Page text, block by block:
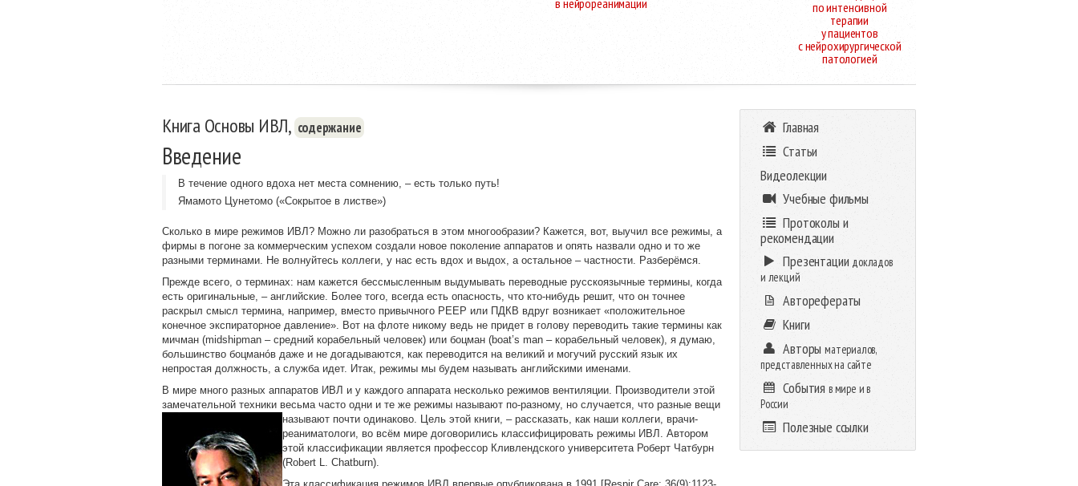
по интенсивной
терапии
у пациентов
с нейрохирургической
патологией
Книга Основы ИВЛ, содержание
Введение
В течение одного вдоха нет места сомнению, – есть только путь!
Ямамото Цунетомо («Сокрытое в листве»)
Сколько в мире режимов ИВЛ? Можно ли разобраться в этом многообразии? Кажется, вот, выучил все режимы, а
фирмы в погоне за коммерческим успехом создали новое поколение аппаратов и опять назвали одно и то же
разными терминами. Не волнуйтесь коллеги, у нас есть вдох и выдох, а остальное – частности. Разберёмся.
Прежде всего, о терминах: нам кажется бессмысленным выдумывать переводные русскоязычные термины, когда
есть оригинальные, – английские. Более того, всегда есть опасность, что кто-нибудь решит, что он точнее
раскрыл смысл термина, например, вместо привычного РЕЕР или ПДКВ вдруг возникает «положительное
конечное экспираторное давление». Вот на флоте никому ведь не придет в голову переводить такие термины как
мичман (midshipman – средний корабельный человек) или боцман (boat’s man – корабельный человек), я думаю,
большинство боцманóв даже и не догадываются, как переводится на великий и могучий русский язык их
непростая должность, а служба идет. Итак, режимы мы будем называть английскими именами.
В мире много разных аппаратов ИВЛ и у каждого аппарата несколько режимов вентиляции. Производители этой
замечательной техники весьма часто одни и те же режимы называют по-разному, но случается, что разные вещи
называют почти одинаково. Цель этой книги, – рассказать, как наши коллеги, врачи-
реаниматологи, во всём мире договорились классифицировать режимы ИВЛ. Автором
этой классификации является профессор Кливлендского университета Роберт Чатбурн
(Robert L. Chatburn).
Главная
Статьи
Видеолекции
Учебные фильмы
Протоколы и
рекомендации
Презентации докладов
и лекций
Авторефераты
Книги
Авторыматериалов,
представленных на сайте
События в мире и в
России
Полезные ссылки